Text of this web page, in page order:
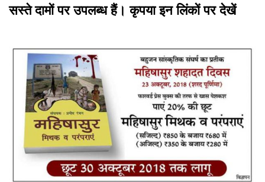
सस्ते दामों पर उपलब्ध हैं। कृपया इन लिंकों पर देखें